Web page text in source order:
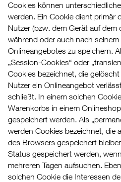
Cookies können
werden. Ein Cookie dient primär
Nutzer (bzw. dem Gerät auf
während oder auch nach
Onlineangebotes zu speichern.
„Session-Cookies“ oder
Cookies bezeichnet, die
Nutzer ein Onlineangebot
schließt. In einem solchen
Warenkorbs in einem
gespeichert werden. Als
werden Cookies bezeichnet, die
des Browsers gespeichert
Status gespeichert werden,
mehreren Tagen aufsuchen.
solchen Cookie die Interessen